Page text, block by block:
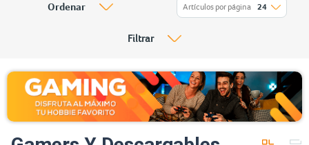
Ordenar Artículos por página 24
Filtrar